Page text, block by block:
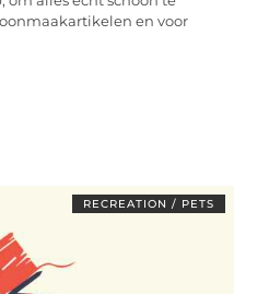
en voor
RECREATION / PETS